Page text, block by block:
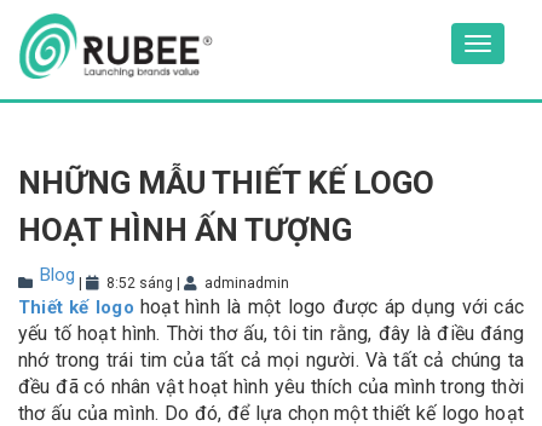
content
Toggle
NHỮNG MẪU THIẾT KẾ LOGO
HOẠT HÌNH ẤN TƯỢNG
Blog 8:52 sáng adminadmin
Thiết kế logo hoạt hình là một logo được áp dụng với các
yếu tố hoạt hình. Thời thơ ấu, tôi tin rằng, đây là điều đáng
nhớ trong trái tim của tất cả mọi người. Và tất cả chúng ta
đều đã có nhân vật hoạt hình yêu thích của mình trong thời
thơ ấu của mình. Do đó, để lựa chọn một thiết kế logo hoạt